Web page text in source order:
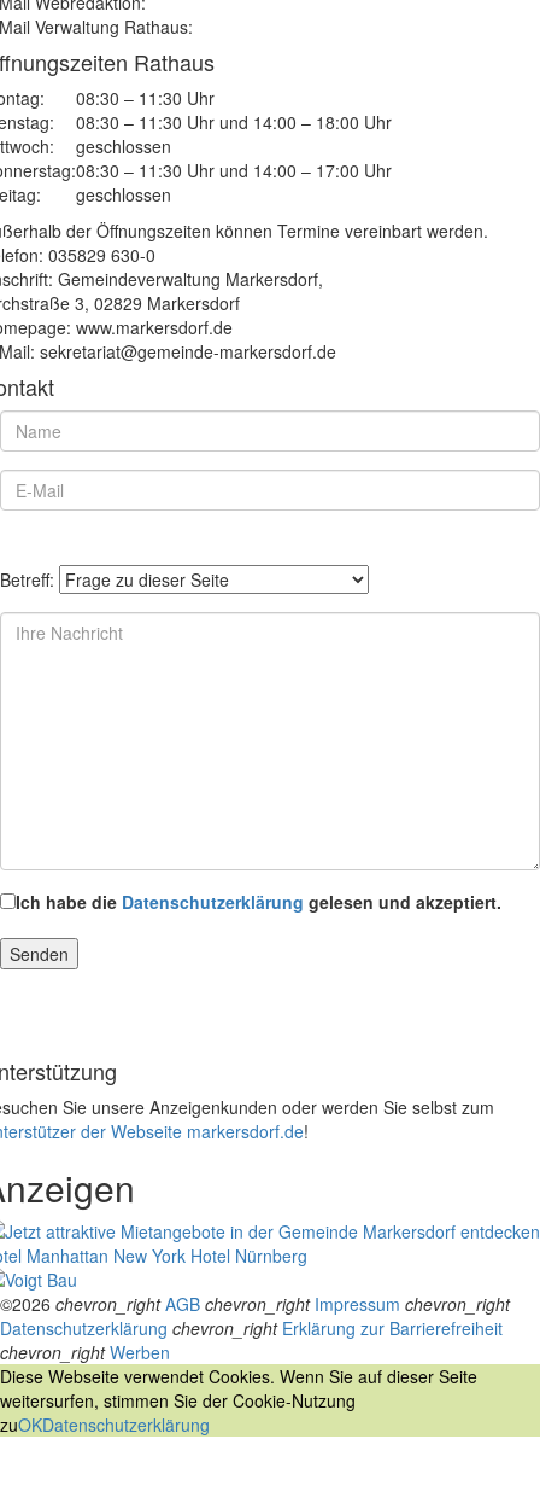
Verwaltung Rathaus:
Rathaus
08:30 – 11:30 Uhr
08:30 – 11:30 Uhr und 14:00 – 18:00 Uhr
geschlossen
08:30 – 11:30 Uhr und 14:00 – 17:00 Uhr
geschlossen
der Öffnungszeiten können Termine vereinbart werden.
035829 630-0
Gemeindeverwaltung Markersdorf,
3, 02829 Markersdorf
www.markersdorf.de
sekretariat@gemeinde-markersdorf.de
Betreff:
Ich habe die Datenschutzerklärung gelesen und akzeptiert.
Sie unsere Anzeigenkunden oder werden Sie selbst zum
der Webseite markersdorf.de!
Manhattan New York Hotel Nürnberg
©2026 chevron_right AGB chevron_right Impressum chevron_right
Datenschutzerklärung chevron_right Erklärung zur Barrierefreiheit
chevron_right Werben
Diese Webseite verwendet Cookies. Wenn Sie auf dieser Seite
weitersurfen, stimmen Sie der Cookie-Nutzung
zuOKDatenschutzerklärung